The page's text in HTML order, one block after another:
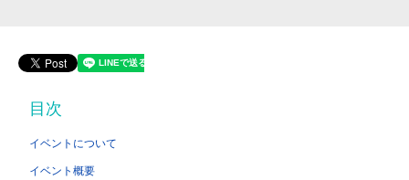
目次
イベントについて
イベント概要